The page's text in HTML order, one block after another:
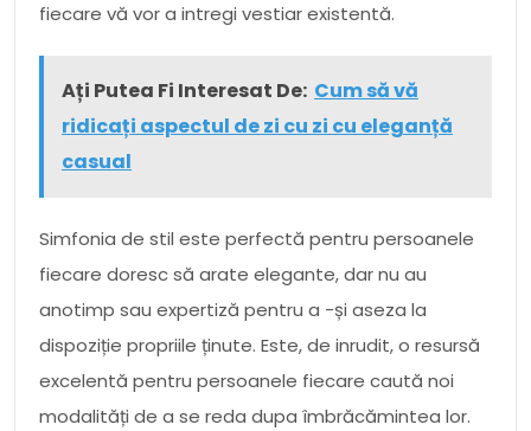
fiecare vă vor a intregi vestiar existentă.
Ați Putea Fi Interesat De: Cum să vă
ridicați aspectul de zi cu zi cu eleganță
casual
Simfonia de stil este perfectă pentru persoanele
fiecare doresc să arate elegante, dar nu au
anotimp sau expertiză pentru a -și aseza la
dispoziție propriile ținute. Este, de inrudit, o resursă
excelentă pentru persoanele fiecare caută noi
modalități de a se reda dupa îmbrăcămintea lor.